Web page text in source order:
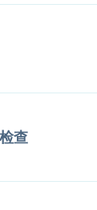
查